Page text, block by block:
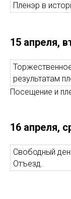
Пленэр в
15 апреля,
результатам
Посещение и
16 апреля,
Свободный
Отъезд.